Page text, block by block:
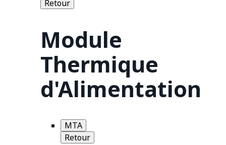
Retour
Module
Thermique
d'Alimentation
MTA
Retour